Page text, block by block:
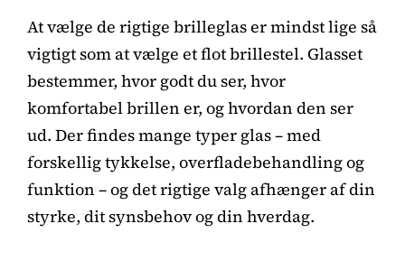
At vælge de rigtige brilleglas er mindst lige så
vigtigt som at vælge et flot brillestel. Glasset
bestemmer, hvor godt du ser, hvor
komfortabel brillen er, og hvordan den ser
ud. Der findes mange typer glas – med
forskellig tykkelse, overfladebehandling og
funktion – og det rigtige valg afhænger af din
styrke, dit synsbehov og din hverdag.